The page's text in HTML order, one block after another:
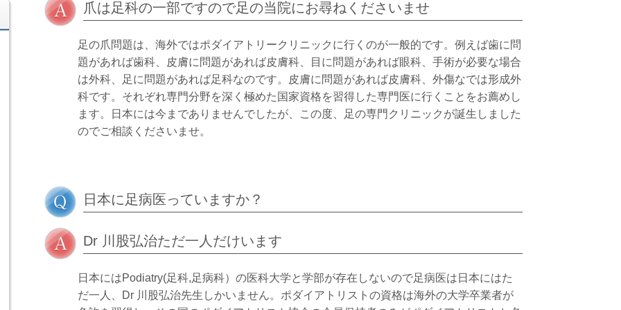
爪は足科の一部ですので足の当院にお尋ねくださいませ
足の爪問題は、海外ではポダイアトリークリニックに行くのが一般的です。例えば歯に問
題があれば歯科、皮膚に問題があれば皮膚科、目に問題があれば眼科、手術が必要な場合
は外科、足に問題があれば足科なのです。皮膚に問題があれば皮膚科、外傷なでは形成外
科です。それぞれ専門分野を深く極めた国家資格を習得した専門医に行くことをお薦めし
ます。日本には今までありませんでしたが、この度、足の専門クリニックが誕生しました
のでご相談くださいませ。
日本に足病医っていますか？
Dr 川股弘治ただ一人だけいます
日本にはPodiatry(足科,足病科）の医科大学と学部が存在しないので足病医は日本にはた
だ一人、Dr 川股弘治先生しかいません。ポダイアトリストの資格は海外の大学卒業者が